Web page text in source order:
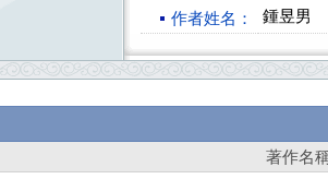
作者姓名： 鍾昱男
著作名